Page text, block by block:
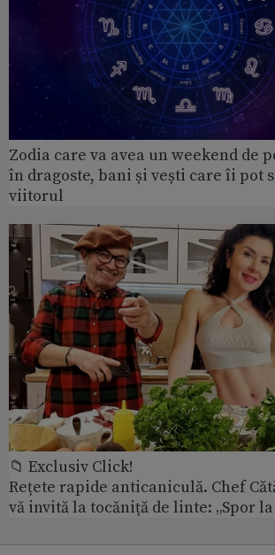
Zodia care va avea un weekend de
în dragoste, bani și vești care îi pot
viitorul
📁 Exclusiv Click!
Rețete rapide anticaniculă. Chef
vă invită la tocăniță de linte: „Spor